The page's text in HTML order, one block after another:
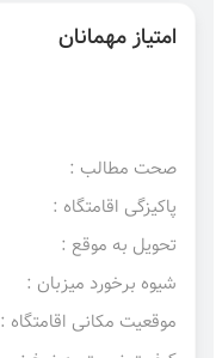
امتیاز مهمانان
صحت مطالب :
پاکیزگی اقامتگاه :
تحویل به موقع :
شیوه برخورد میزبان :
موقعیت مکانی اقامتگاه :